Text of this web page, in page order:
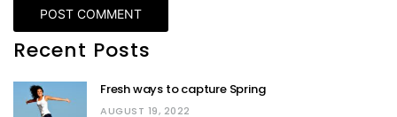
Recent Posts
Fresh ways to capture Spring
AUGUST 19, 2022